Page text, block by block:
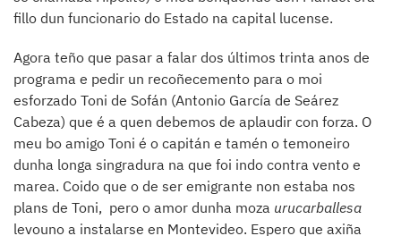
fillo dun funcionario do Estado na capital lucense.
Agora teño que pasar a falar dos últimos trinta anos de
programa e pedir un recoñecemento para o moi
esforzado Toni de Sofán (Antonio García de Seárez
Cabeza) que é a quen debemos de aplaudir con forza. O
meu bo amigo Toni é o capitán e tamén o temoneiro
dunha longa singradura na que foi indo contra vento e
marea. Coido que o de ser emigrante non estaba nos
plans de Toni, pero o amor dunha moza urucarballesa
levouno a instalarse en Montevideo. Espero que axiña